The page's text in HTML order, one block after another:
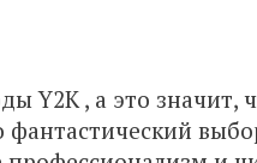
Y2K, а это значит,